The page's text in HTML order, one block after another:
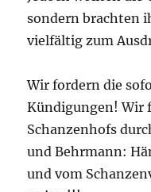
sondern brachten
vielfältig zum
Wir fordern die
Kündigungen! Wir
Schanzenhofs
und Behrmann:
und vom